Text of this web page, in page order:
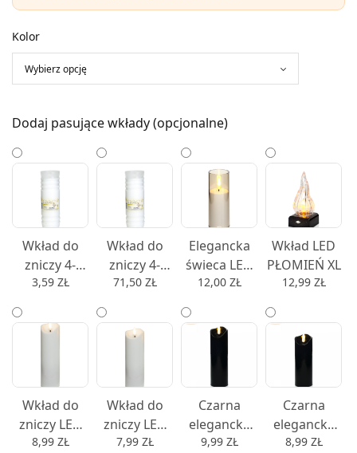
Kolor
Dodaj pasujące wkłady (opcjonalne)
Wkład do
zniczy 4-
dniowy
dni - 1 szt.
3,59 ZŁ
Wkład do
zniczy 4-
dniowy
dni - 22 szt.
71,50 ZŁ
Elegancka
świeca LED
w dymionej
imitacji szkła
nowoczesny
wkład od
zniczy 10cm,
12,5cm lub
15cm - 15
12,00 ZŁ
Wkład LED
PŁOMIEŃ XL
12,99 ZŁ
Wkład do
zniczy LED
świeca WAX
8,99 ZŁ
Wkład do
zniczy LED
świeca WAX
7,99 ZŁ
Czarna
elegancka
nowoczesna
9,99 ZŁ
Czarna
elegancka
nowoczesna
8,99 ZŁ